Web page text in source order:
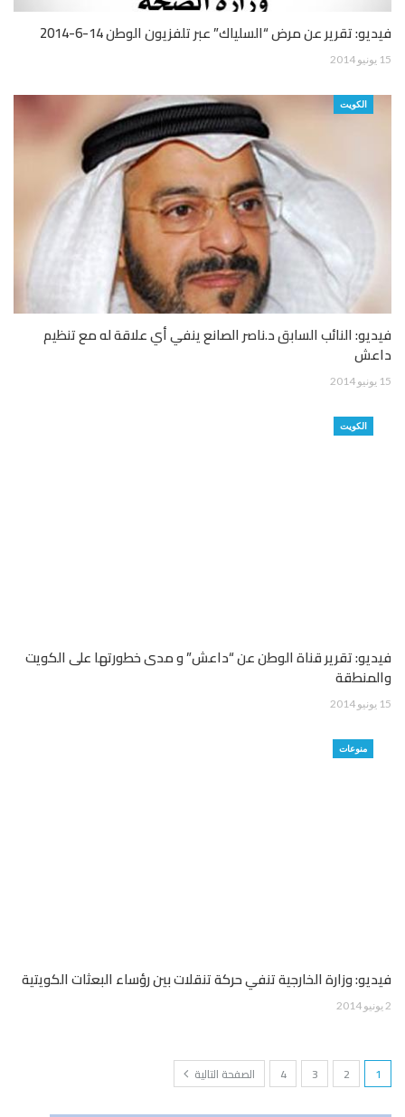
فيديو: تقرير عن مرض “السلياك” عبر تلفزيون الوطن 14-6-2014
15 يونيو 2014
الكويت
فيديو: النائب السابق د.ناصر الصانع ينفي أي علاقة له مع تنظيم
داعش
15 يونيو 2014
الكويت
فيديو: تقرير قناة الوطن عن “داعش” و مدى خطورتها على الكويت
والمنطقة
15 يونيو 2014
منوعات
فيديو: وزارة الخارجية تنفي حركة تنقلات بين رؤساء البعثات الكويتية
2 يونيو 2014
1
2
3
4 الصفحة التالية